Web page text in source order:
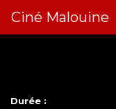
Ciné Malouine
Durée :